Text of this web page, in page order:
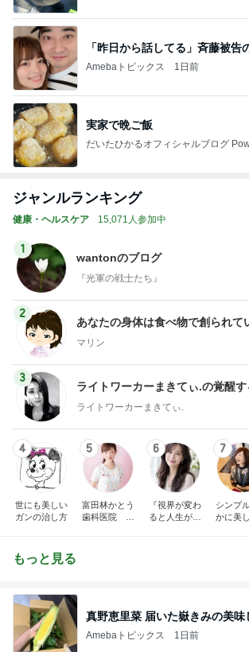
「昨日から話してる」斉藤被告
Amebaトピックス 1日前
実家で晩ご飯
だいたひかるオフィシャルブログ
ジャンルランキング
健康・ヘルスケア 15,071人参加中
1
wantonのブログ
『光軍の戦士たち』
2
あなたの身体は食べ物で創られて
マリン
3
ライトワーカーまきてぃ.の覚醒
ライトワーカーまきてぃ.
4
世にも美しい
ガンの治し方
5
富田林かとう
歯科医院 み
6
『視界が変わ
ると人生が変
7
シンプ
かに美し
もっと見る
真野恵里菜 届いた嶽きみの美味
Amebaトピックス 1日前